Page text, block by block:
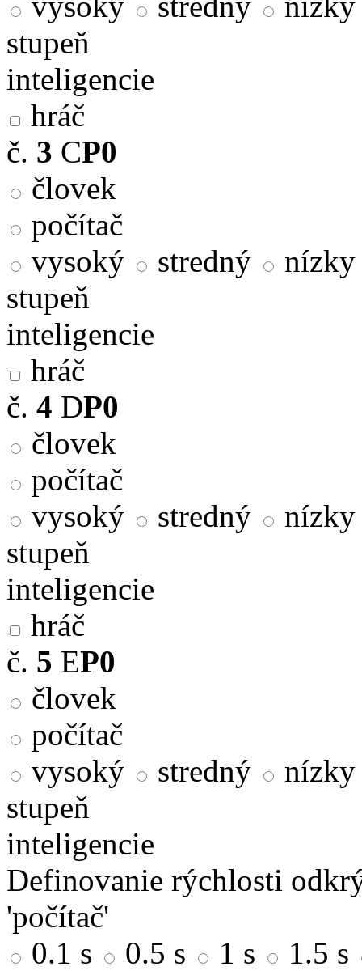
stupeň
inteligencie
hráč
č. 3 CP0
človek
počítač
vysoký
stredný
nízky
stupeň
inteligencie
hráč
č. 4 DP0
človek
počítač
vysoký
stredný
nízky
stupeň
inteligencie
hráč
č. 5 EP0
človek
počítač
vysoký
stredný
nízky
stupeň
inteligencie
Definovanie rýchlosti
'počítač'
0.1 s
0.5 s 1 s
1.5 s